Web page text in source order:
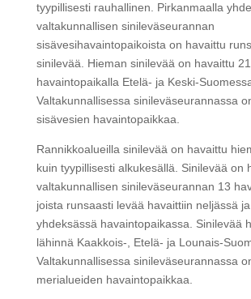
tyypillisesti rauhallinen. Pirkanmaalla
valtakunnallisen sinileväseurannan
sisävesihavaintopaikoista on havaittu
sinilevää. Hieman sinilevää on havaittu
havaintopaikalla Etelä- ja Keski-
Valtakunnallisessa sinileväseurannassa
sisävesien havaintopaikkaa.
Rannikkoalueilla sinilevää on havaittu
kuin tyypillisesti alkukesällä. Sinilevää on
valtakunnallisen sinileväseurannan 13
joista runsaasti levää havaittiin neljässä
yhdeksässä havaintopaikassa. Sinilevää
lähinnä Kaakkois-, Etelä- ja Lounais-
Valtakunnallisessa sinileväseurannassa
merialueiden havaintopaikkaa.